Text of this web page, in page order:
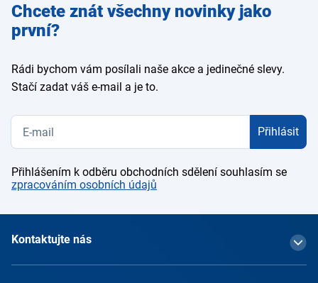
Zadejte
e-mail
Chcete znát všechny novinky jako
první?
Rádi bychom vám posílali naše akce a jedinečné slevy.
Stačí zadat váš e-mail a je to.
Přihlásit
Přihlášením k odběru obchodních sdělení souhlasím se
zpracováním osobních údajů
Kontaktujte nás